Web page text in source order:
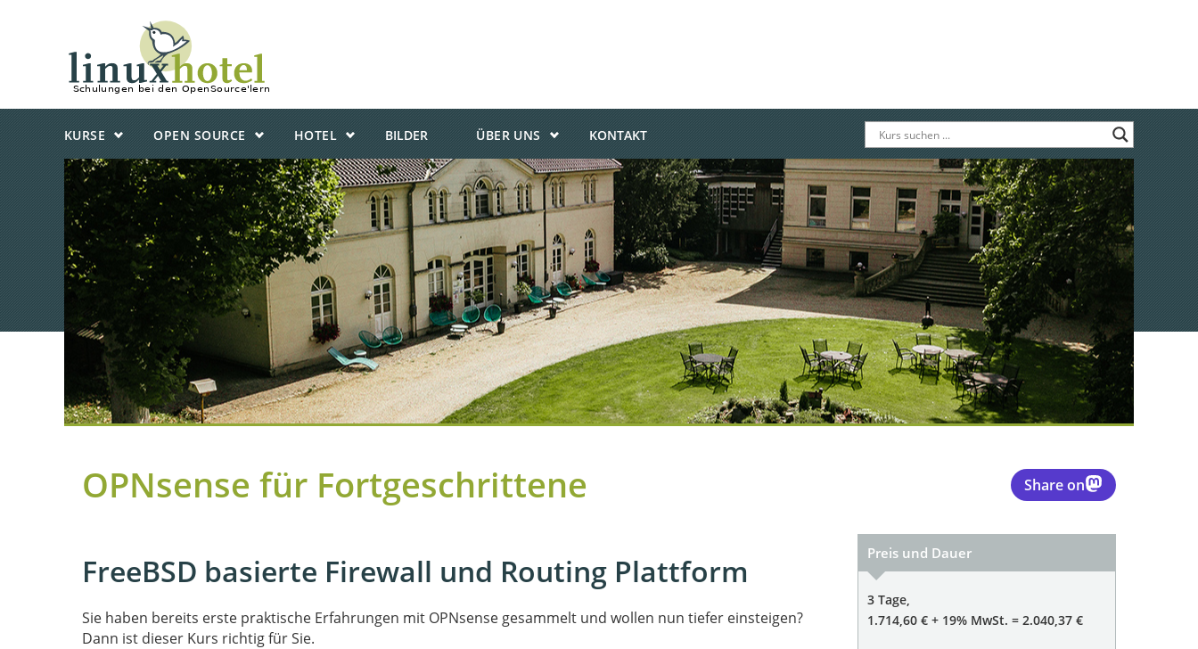
KURSE OPEN SOURCE HOTEL BILDER ÜBER UNS KONTAKT
OPNsense für Fortgeschrittene Share on
FreeBSD basierte Firewall und Routing Plattform
Sie haben bereits erste praktische Erfahrungen mit OPNsense gesammelt und wollen nun tiefer einsteigen?
Dann ist dieser Kurs richtig für Sie.
Preis und Dauer
3 Tage,
1.714,60 € + 19% MwSt. = 2.040,37 €